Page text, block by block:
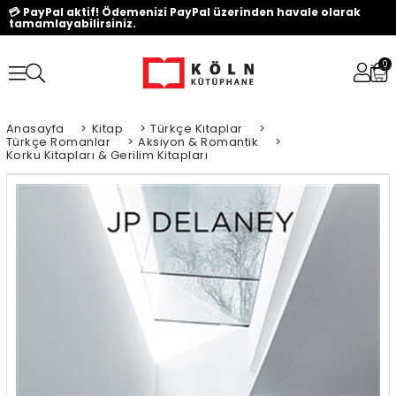
💳 PayPal aktif! Ödemenizi PayPal üzerinden havale olarak
tamamlayabilirsiniz.
0
Anasayfa > Kitap > Türkçe Kitaplar >
Türkçe Romanlar > Aksiyon & Romantik >
Korku Kitapları & Gerilim Kitapları